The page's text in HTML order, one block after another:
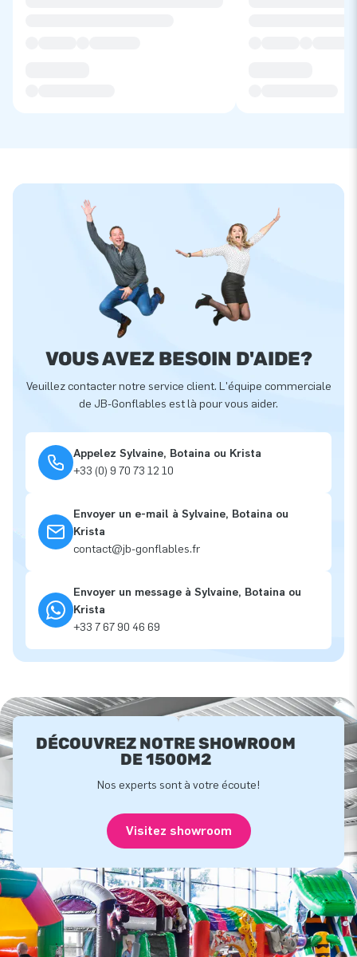
VOUS AVEZ BESOIN D'AIDE?
Veuillez contacter notre service client. L'équipe commerciale
de JB-Gonflables est là pour vous aider.
Appelez Sylvaine, Botaina ou Krista
+33 (0) 9 70 73 12 10
Envoyer un e-mail à Sylvaine, Botaina ou
Krista
contact@jb-gonflables.fr
Envoyer un message à Sylvaine, Botaina ou
Krista
+33 7 67 90 46 69
DÉCOUVREZ NOTRE SHOWROOM
DE 1500M2
Nos experts sont à votre écoute!
Visitez showroom